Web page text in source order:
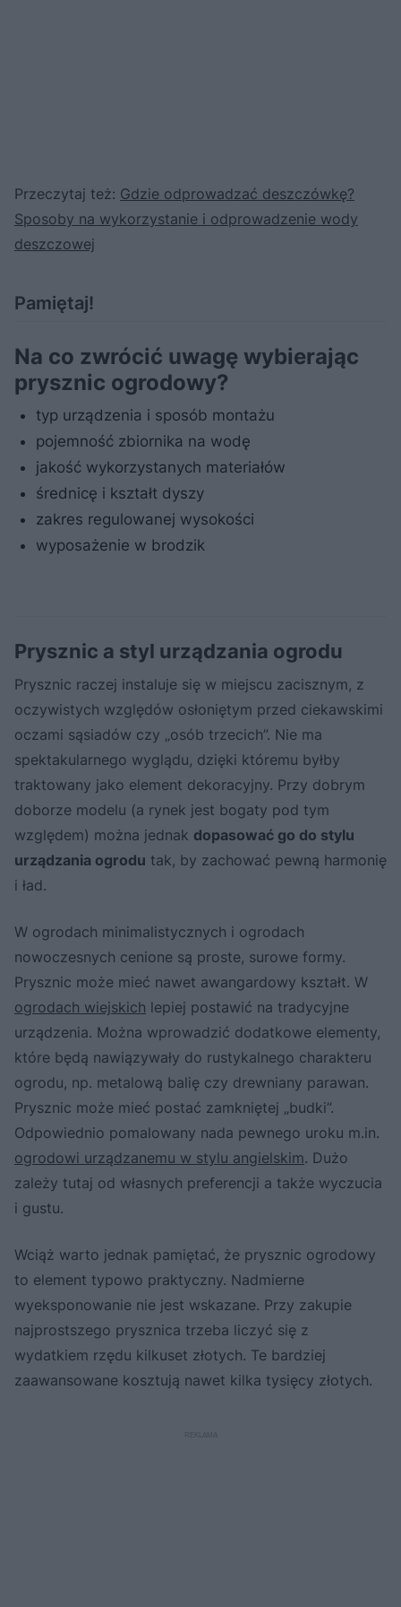
Przeczytaj też: Gdzie odprowadzać deszczówkę?
Sposoby na wykorzystanie i odprowadzenie wody
deszczowej
Pamiętaj!
Na co zwrócić uwagę wybierając
prysznic ogrodowy?
typ urządzenia i sposób montażu
pojemność zbiornika na wodę
jakość wykorzystanych materiałów
średnicę i kształt dyszy
zakres regulowanej wysokości
wyposażenie w brodzik
Prysznic a styl urządzania ogrodu
Prysznic raczej instaluje się w miejscu zacisznym, z
oczywistych względów osłoniętym przed ciekawskimi
oczami sąsiadów czy „osób trzecich”. Nie ma
spektakularnego wyglądu, dzięki któremu byłby
traktowany jako element dekoracyjny. Przy dobrym
doborze modelu (a rynek jest bogaty pod tym
względem) można jednak dopasować go do stylu
urządzania ogrodu tak, by zachować pewną harmonię
i ład.
W ogrodach minimalistycznych i ogrodach
nowoczesnych cenione są proste, surowe formy.
Prysznic może mieć nawet awangardowy kształt. W
ogrodach wiejskich lepiej postawić na tradycyjne
urządzenia. Można wprowadzić dodatkowe elementy,
które będą nawiązywały do rustykalnego charakteru
ogrodu, np. metalową balię czy drewniany parawan.
Prysznic może mieć postać zamkniętej „budki”.
Odpowiednio pomalowany nada pewnego uroku m.in.
ogrodowi urządzanemu w stylu angielskim. Dużo
zależy tutaj od własnych preferencji a także wyczucia
i gustu.
Wciąż warto jednak pamiętać, że prysznic ogrodowy
to element typowo praktyczny. Nadmierne
wyeksponowanie nie jest wskazane. Przy zakupie
najprostszego prysznica trzeba liczyć się z
wydatkiem rzędu kilkuset złotych. Te bardziej
zaawansowane kosztują nawet kilka tysięcy złotych.